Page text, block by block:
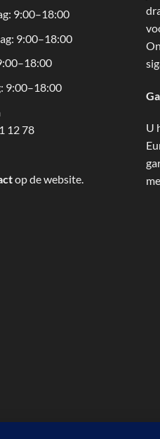
9:00–18:00
9:00–18:00
9:00–18:00
12 78
op de website.
U